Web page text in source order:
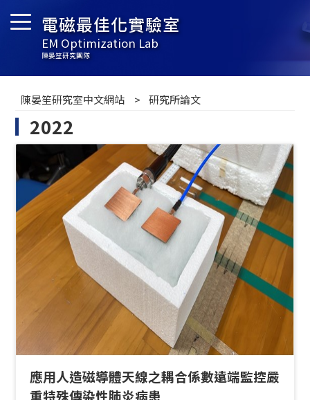
電磁最佳化實驗室
EM Optimization Lab
陳晏笙研究團隊
陳晏笙研究室中文網站 研究所論文
2022
應用人造磁導體天線之耦合係數遠端監控嚴
重特殊傳染性肺炎病患